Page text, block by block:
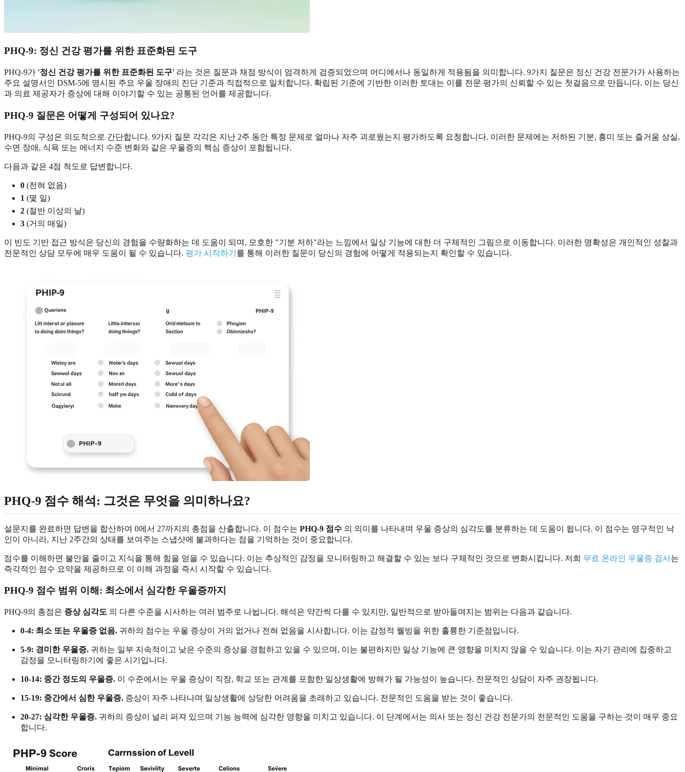
PHQ-9: 정신 건강 평가를 위한 표준화된 도구
PHQ-9가 '정신 건강 평가를 위한 표준화된 도구' 라는 것은 질문과 채점 방식이 엄격하게 검증되었으며 어디에서나 동일하게 적용됨을 의미합니다. 9가지 질문은 정신 건강 전문가가 사용하는
주요 설명서인 DSM-5에 명시된 주요 우울 장애의 진단 기준과 직접적으로 일치합니다. 확립된 기준에 기반한 이러한 토대는 이를 전문 평가의 신뢰할 수 있는 첫걸음으로 만듭니다. 이는 당신
과 의료 제공자가 증상에 대해 이야기할 수 있는 공통된 언어를 제공합니다.
PHQ-9 질문은 어떻게 구성되어 있나요?
PHQ-9의 구성은 의도적으로 간단합니다. 9가지 질문 각각은 지난 2주 동안 특정 문제로 얼마나 자주 괴로웠는지 평가하도록 요청합니다. 이러한 문제에는 저하된 기분, 흥미 또는 즐거움 상실,
수면 장애, 식욕 또는 에너지 수준 변화와 같은 우울증의 핵심 증상이 포함됩니다.
다음과 같은 4점 척도로 답변합니다.
0 (전혀 없음)
1 (몇 일)
2 (절반 이상의 날)
3 (거의 매일)
이 빈도 기반 접근 방식은 당신의 경험을 수량화하는 데 도움이 되며, 모호한 "기분 저하"라는 느낌에서 일상 기능에 대한 더 구체적인 그림으로 이동합니다. 이러한 명확성은 개인적인 성찰과
전문적인 상담 모두에 매우 도움이 될 수 있습니다. 평가 시작하기 를 통해 이러한 질문이 당신의 경험에 어떻게 적용되는지 확인할 수 있습니다.
PHQ-9 점수 해석: 그것은 무엇을 의미하나요?
설문지를 완료하면 답변을 합산하여 0에서 27까지의 총점을 산출합니다. 이 점수는 PHQ-9 점수 의 의미를 나타내며 우울 증상의 심각도를 분류하는 데 도움이 됩니다. 이 점수는 영구적인 낙
인이 아니라, 지난 2주간의 상태를 보여주는 스냅샷에 불과하다는 점을 기억하는 것이 중요합니다.
점수를 이해하면 불안을 줄이고 지식을 통해 힘을 얻을 수 있습니다. 이는 추상적인 감정을 모니터링하고 해결할 수 있는 보다 구체적인 것으로 변화시킵니다. 저희 무료 온라인 우울증 검사는
즉각적인 점수 요약을 제공하므로 이 이해 과정을 즉시 시작할 수 있습니다.
PHQ-9 점수 범위 이해: 최소에서 심각한 우울증까지
PHQ-9의 총점은 증상 심각도 의 다른 수준을 시사하는 여러 범주로 나뉩니다. 해석은 약간씩 다를 수 있지만, 일반적으로 받아들여지는 범위는 다음과 같습니다.
0-4: 최소 또는 우울증 없음. 귀하의 점수는 우울 증상이 거의 없거나 전혀 없음을 시사합니다. 이는 감정적 웰빙을 위한 훌륭한 기준점입니다.
5-9: 경미한 우울증. 귀하는 일부 지속적이고 낮은 수준의 증상을 경험하고 있을 수 있으며, 이는 불편하지만 일상 기능에 큰 영향을 미치지 않을 수 있습니다. 이는 자기 관리에 집중하고
감정을 모니터링하기에 좋은 시기입니다.
10-14: 중간 정도의 우울증. 이 수준에서는 우울 증상이 직장, 학교 또는 관계를 포함한 일상생활에 방해가 될 가능성이 높습니다. 전문적인 상담이 자주 권장됩니다.
15-19: 중간에서 심한 우울증. 증상이 자주 나타나며 일상생활에 상당한 어려움을 초래하고 있습니다. 전문적인 도움을 받는 것이 좋습니다.
20-27: 심각한 우울증. 귀하의 증상이 널리 퍼져 있으며 기능 능력에 심각한 영향을 미치고 있습니다. 이 단계에서는 의사 또는 정신 건강 전문가의 전문적인 도움을 구하는 것이 매우 중요
합니다.